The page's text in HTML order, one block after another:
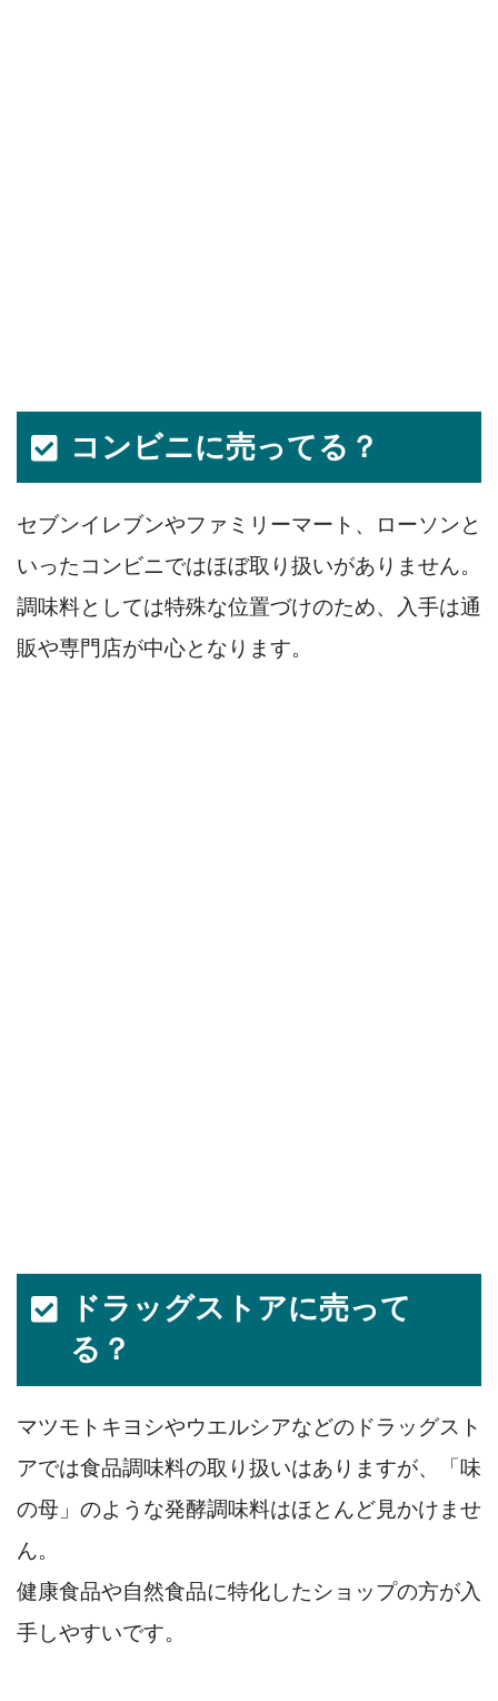
コンビニに売ってる？
セブンイレブンやファミリーマート、ローソンと
いったコンビニではほぼ取り扱いがありません。
調味料としては特殊な位置づけのため、入手は通
販や専門店が中心となります。
ドラッグストアに売って
る？
マツモトキヨシやウエルシアなどのドラッグスト
アでは食品調味料の取り扱いはありますが、「味
の母」のような発酵調味料はほとんど見かけませ
ん。
健康食品や自然食品に特化したショップの方が入
手しやすいです。